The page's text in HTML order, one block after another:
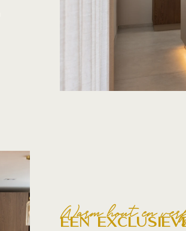
Warm hout en
Een